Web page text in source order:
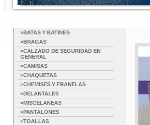
>BATAS Y BATINES
>BRAGAS
>CALZADO DE SEGURIDAD EN
GENERAL
>CAMISAS
>CHAQUETAS
>CHEMISES Y FRANELAS
>DELANTALES
>MISCELANEAS
>PANTALONES
>TOALLAS